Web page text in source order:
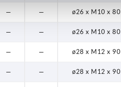
— — ø26 x M10 x 80
— — ø26 x M10 x 80
— — ø28 x M12 x 90
— — ø28 x M12 x 90